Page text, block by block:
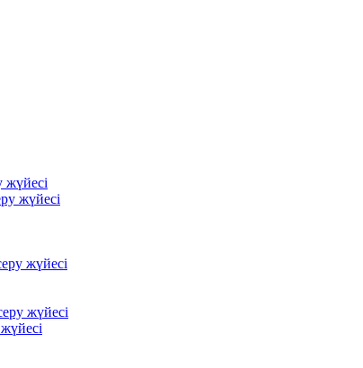
жүйесі
жүйесі
жүйесі
жүйесі